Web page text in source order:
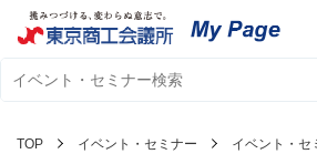
TOP イベント・セミナー
イベント・セ